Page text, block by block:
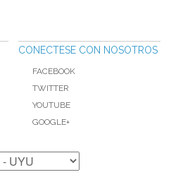
CONECTESE CON NOSOTROS
FACEBOOK
TWITTER
YOUTUBE
GOOGLE+